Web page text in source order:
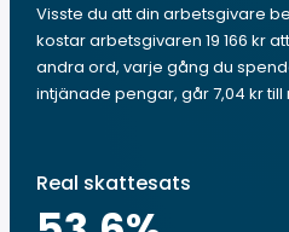
Visste du att din arbetsgivare
kostar arbetsgivaren 19 166 kr
andra ord, varje gång du
intjänade pengar, går 7,04 kr
Real skattesats